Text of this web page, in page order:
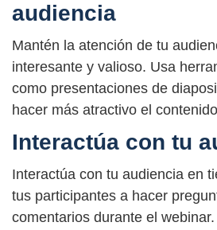
audiencia
Mantén la atención de tu
interesante y valioso. Usa
como presentaciones de
hacer más atractivo el
Interactúa con tu
Interactúa con tu audiencia en
tus participantes a hacer
comentarios durante el